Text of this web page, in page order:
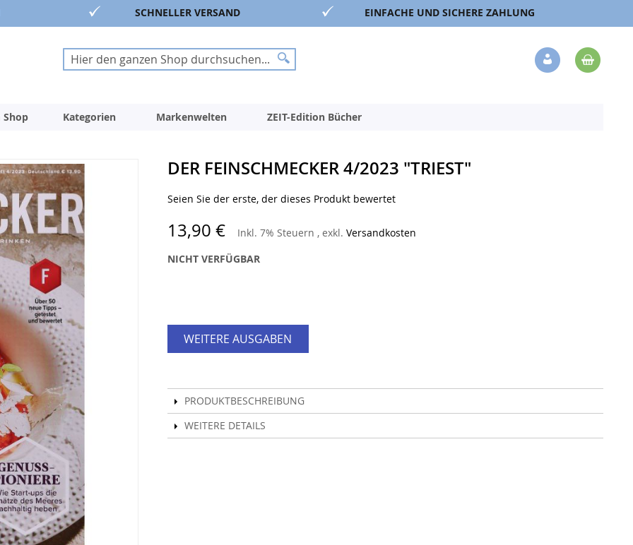
SCHNELLER VERSAND EINFACHE UND SICHERE ZAHLUNG
Suche
Suche
Veränderung
Shop Kategorien Markenwelten ZEIT-Edition Bücher
DER FEINSCHMECKER 4/2023 "TRIEST"
Seien Sie der erste, der dieses Produkt bewertet
13,90 € Inkl. 7% Steuern , exkl. Versandkosten
NICHT VERFÜGBAR
WEITERE AUSGABEN
PRODUKTBESCHREIBUNG
WEITERE DETAILS